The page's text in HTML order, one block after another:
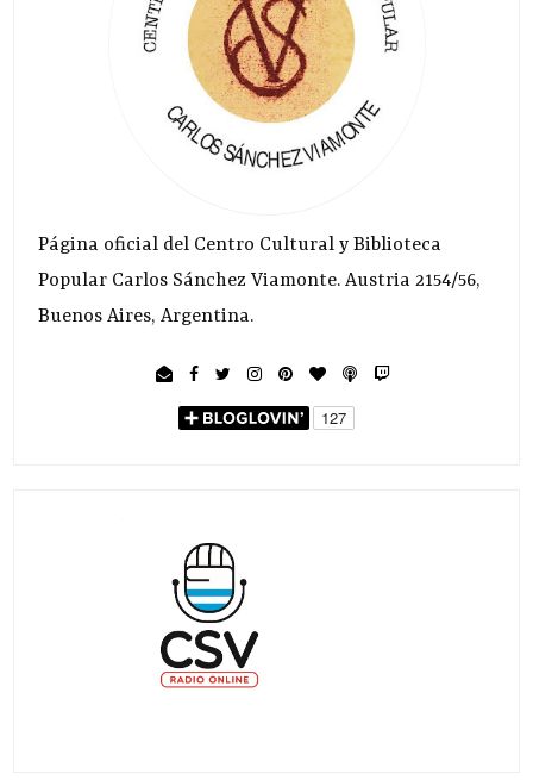
Página oficial del Centro Cultural y Biblioteca
Popular Carlos Sánchez Viamonte. Austria 2154/56,
Buenos Aires, Argentina.